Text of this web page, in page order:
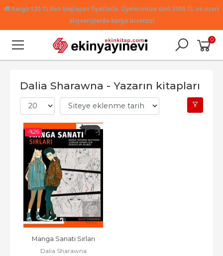
🚚 Kargo 120 TL'den başlayan fiyatlarla. Üyelerimize özel 3500 TL ve üzeri
alışverişlerde kargo ücretsiz!
0
Dalia Sharawna - Yazarın kitapları
-%26
Manga Sanatı Sırları
Dalia Sharawna